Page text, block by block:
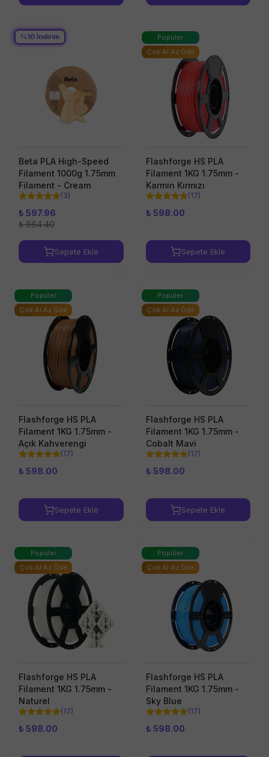
Beta PLA High-Speed
Filament 1000g 1.75mm
Filament - Cream
(3)
%10 İndirim
₺ 597.96
₺ 664.40
Sepete Ekle
Flashforge HS PLA
Filament 1KG 1.75mm -
Karmin Kırmızı
(17)
Popüler
Çok Al Az Öde
₺ 598.00
Sepete Ekle
Flashforge HS PLA
Filament 1KG 1.75mm -
Açık Kahverengi
(17)
Popüler
Çok Al Az Öde
₺ 598.00
Sepete Ekle
Flashforge HS PLA
Filament 1KG 1.75mm -
Cobalt Mavi
(17)
Popüler
Çok Al Az Öde
₺ 598.00
Sepete Ekle
Flashforge HS PLA
Filament 1KG 1.75mm -
Naturel
(17)
Popüler
Çok Al Az Öde
₺ 598.00
Flashforge HS PLA
Filament 1KG 1.75mm -
Sky Blue
(17)
Popüler
Çok Al Az Öde
₺ 598.00